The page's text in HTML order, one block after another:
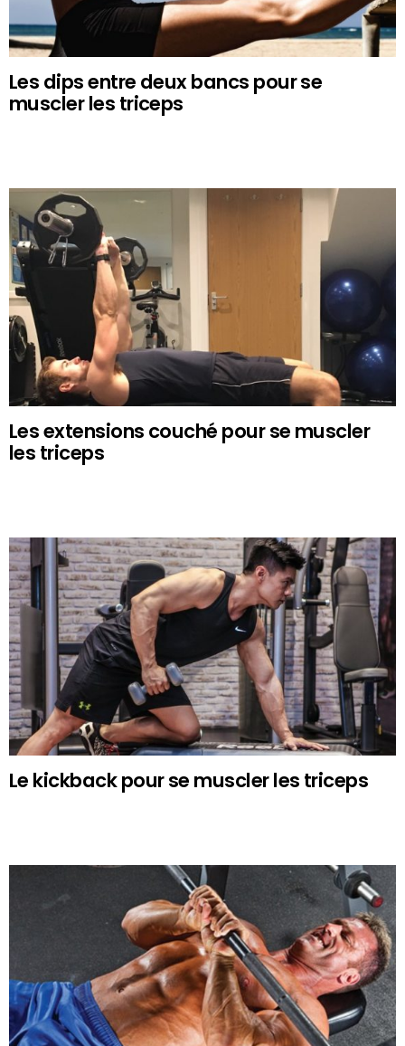
Les dips entre deux bancs pour se
muscler les triceps
Les extensions couché pour se muscler
les triceps
Le kickback pour se muscler les triceps